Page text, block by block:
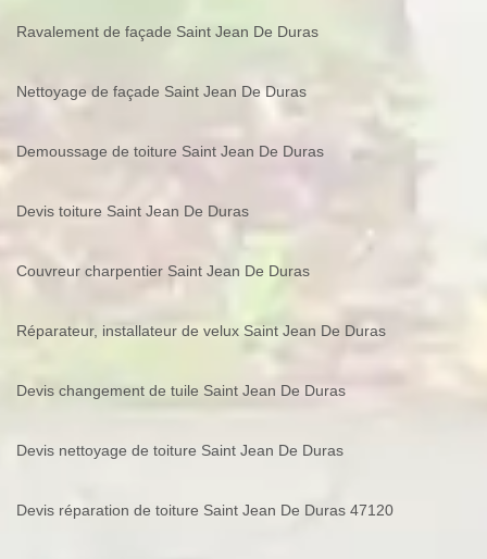
Ravalement de façade Saint Jean De Duras
Nettoyage de façade Saint Jean De Duras
Demoussage de toiture Saint Jean De Duras
Devis toiture Saint Jean De Duras
Couvreur charpentier Saint Jean De Duras
Réparateur, installateur de velux Saint Jean De Duras
Devis changement de tuile Saint Jean De Duras
Devis nettoyage de toiture Saint Jean De Duras
Devis réparation de toiture Saint Jean De Duras 47120